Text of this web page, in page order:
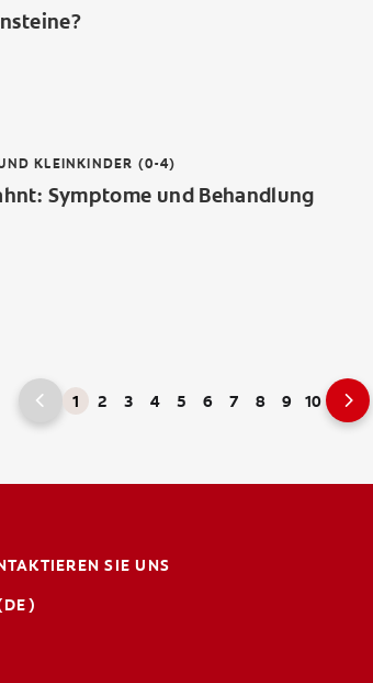
KLEINKINDER (0-4)
Symptome und Behandlung
1 2 3 4 5 6 7 8 9 10
SIE UNS